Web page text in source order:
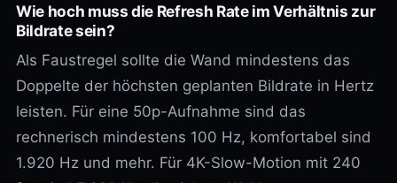
Wie hoch muss die Refresh Rate im Verhältnis zur
Bildrate sein?
Als Faustregel sollte die Wand mindestens das
Doppelte der höchsten geplanten Bildrate in Hertz
leisten. Für eine 50p-Aufnahme sind das
rechnerisch mindestens 100 Hz, komfortabel sind
1.920 Hz und mehr. Für 4K-Slow-Motion mit 240